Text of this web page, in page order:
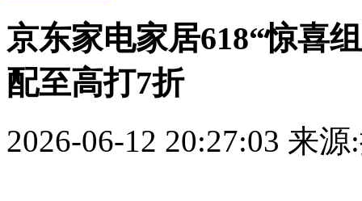
京东家电家居618“惊喜
配至高打7折
2026-06-12 20:27:03 来源